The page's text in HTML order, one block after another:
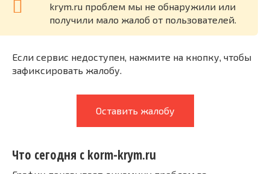
krym.ru проблем мы не обнаружили или
получили мало жалоб от пользователей.
Если сервис недоступен, нажмите на кнопку, чтобы
зафиксировать жалобу.
Оставить жалобу
Что сегодня с korm-krym.ru